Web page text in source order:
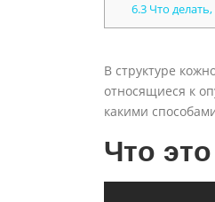
6.3Что делать,
В структуре
относящиеся к
какими
Что